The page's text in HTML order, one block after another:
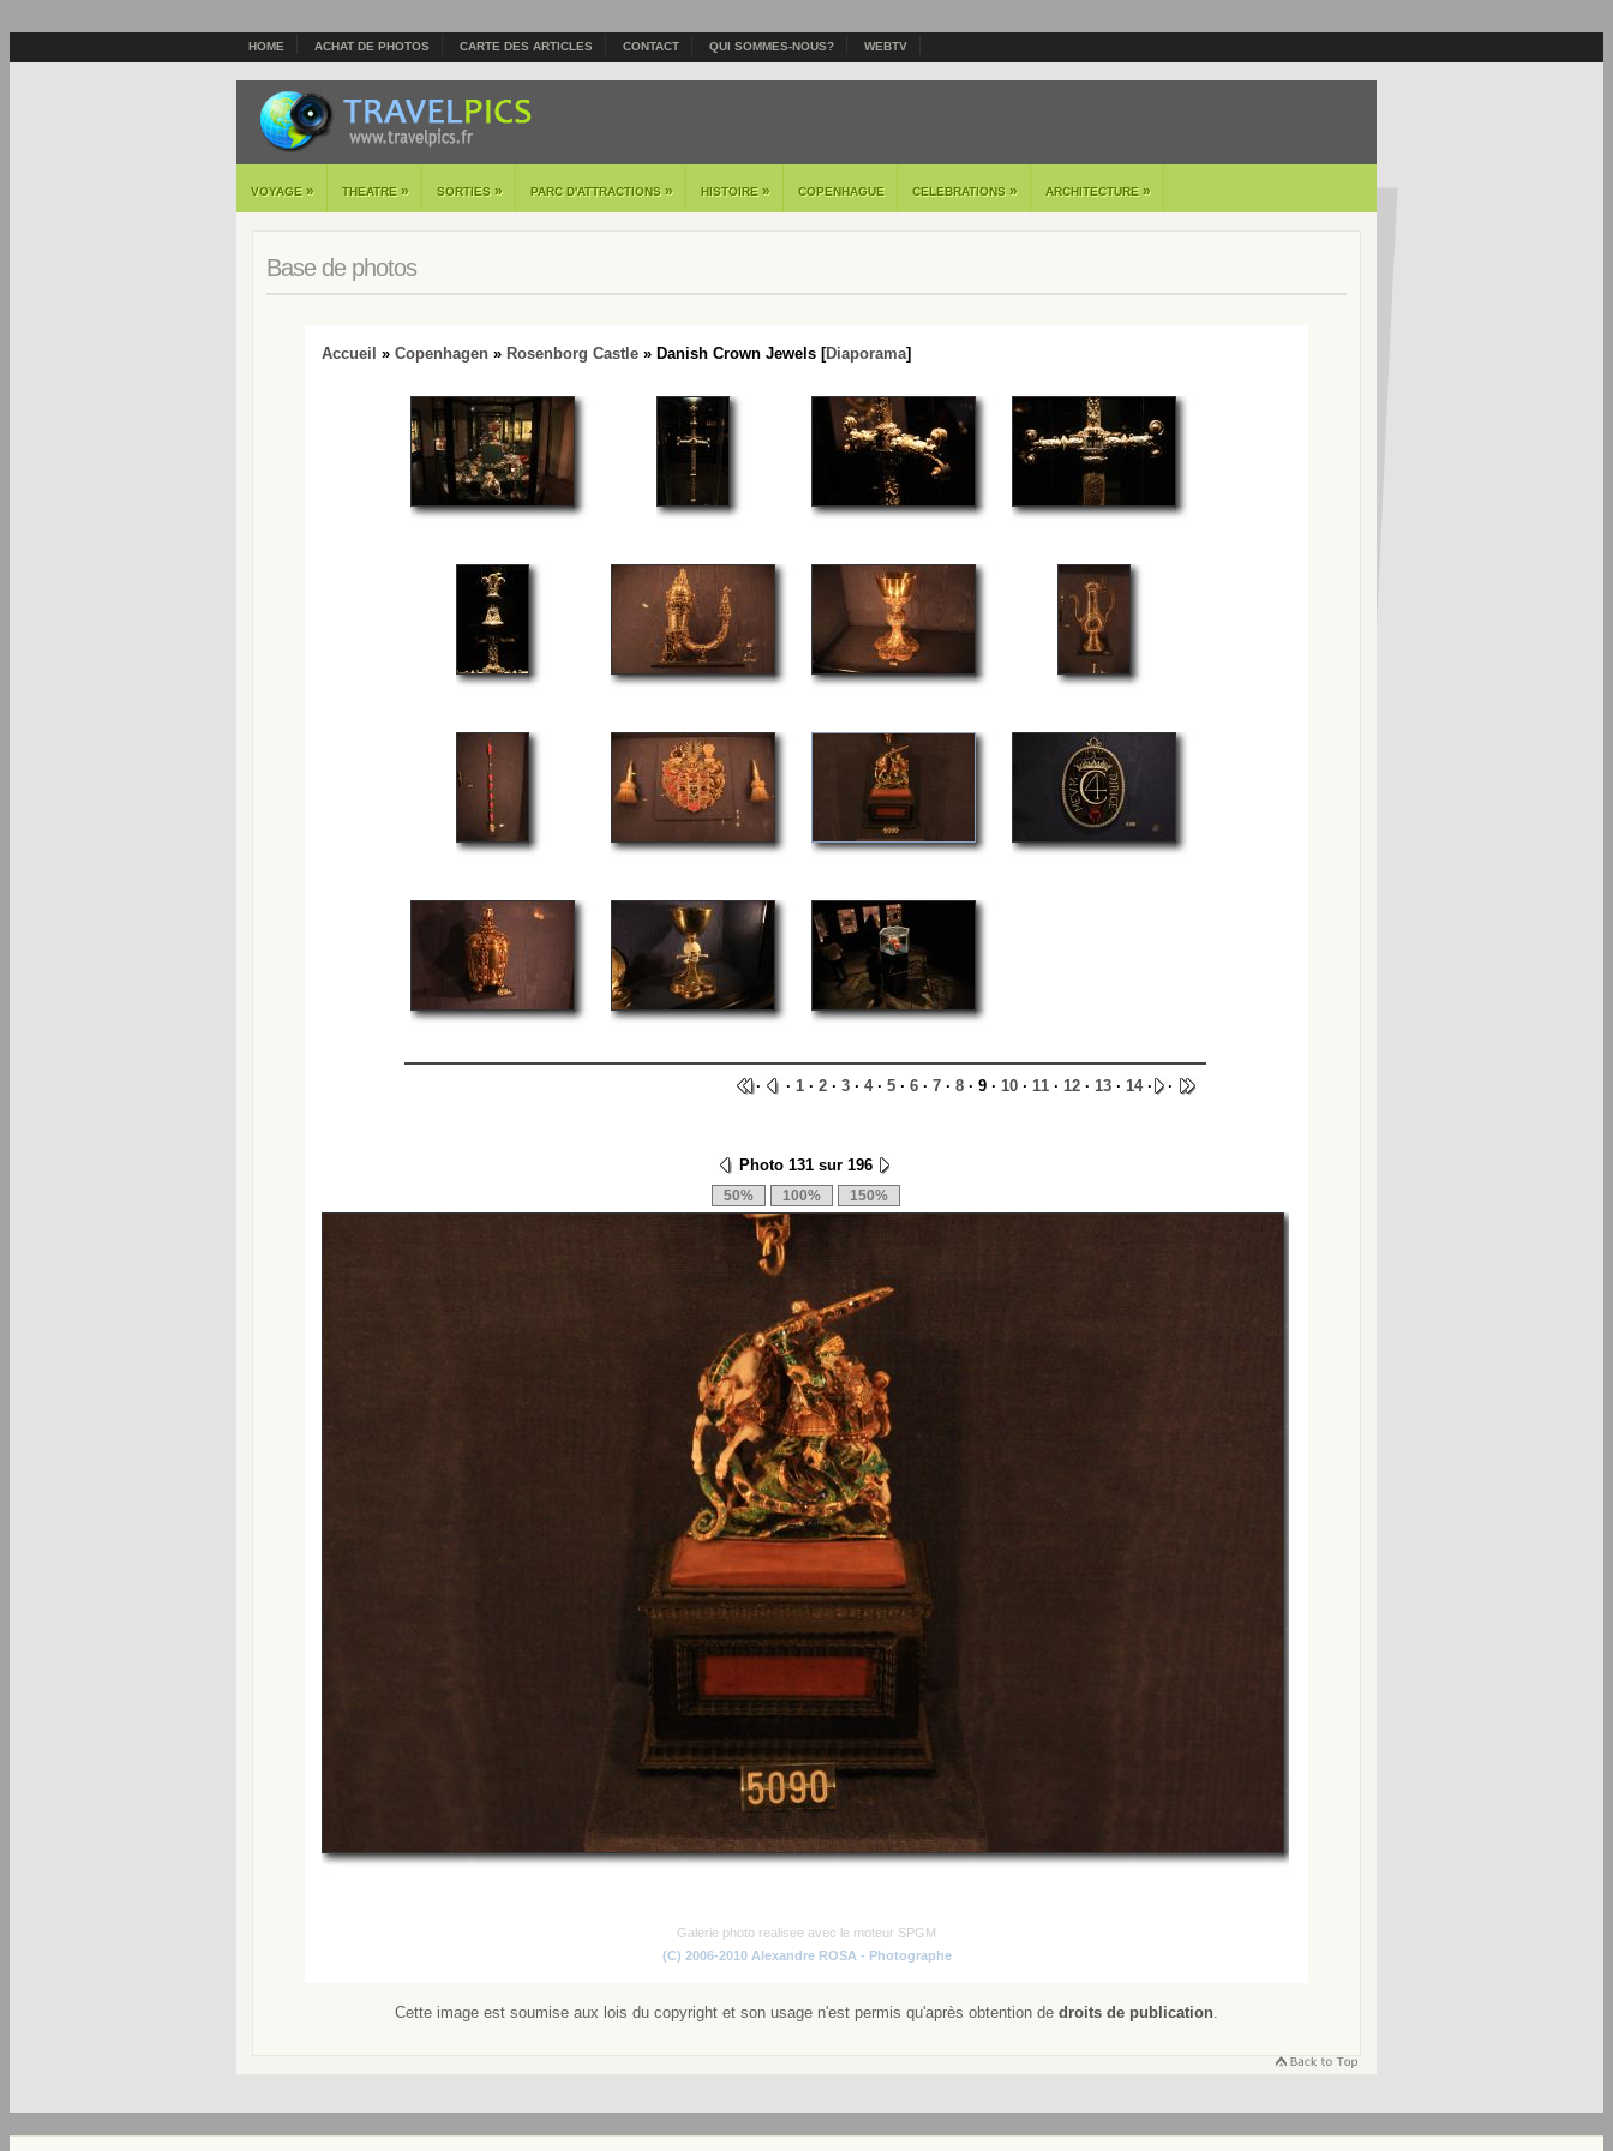
HOME ACHAT DE PHOTOS CARTE DES ARTICLES CONTACT QUI SOMMES-NOUS? WEBTV
VOYAGE » THEATRE » SORTIES » PARC D'ATTRACTIONS » HISTOIRE » COPENHAGUE CELEBRATIONS » ARCHITECTURE »
Base de photos
Accueil » Copenhagen » Rosenborg Castle » Danish Crown Jewels [Diaporama]
· · 1 · 2 · 3 · 4· 5 · 6 · 7 · 8 · 9 · 10 · 11 · 12 · 13 · 14· ·
Photo 131 sur 196
Galerie photo realisee avec le moteur SPGM
(C) 2006-2010 Alexandre ROSA - Photographe
Cette image est soumise aux lois du copyright et son usage n'est permis qu'après obtention de droits de publication.